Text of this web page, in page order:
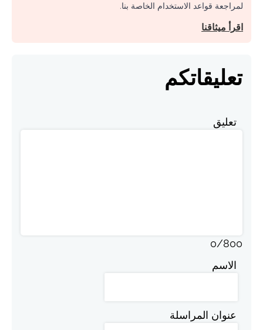
لمراجعة قواعد الاستخدام الخاصة بنا.
اقرأ ميثاقنا
تعليقاتكم
تعليق
0/800
الاسم
عنوان المراسلة